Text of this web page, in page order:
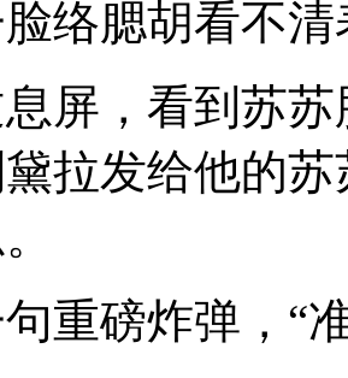
络腮胡看不
屏，看到苏
拉发给他的
重磅炸弹，“